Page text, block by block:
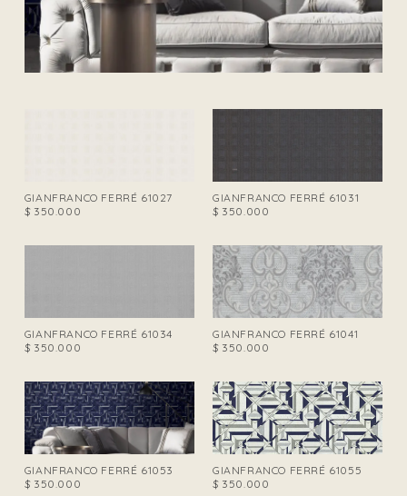
GIANFRANCO FERRÉ 61027
$350.000
GIANFRANCO FERRÉ 61031
$350.000
GIANFRANCO FERRÉ 61034
$350.000
GIANFRANCO FERRÉ 61041
$350.000
GIANFRANCO FERRÉ 61053
$350.000
GIANFRANCO FERRÉ 61055
$350.000